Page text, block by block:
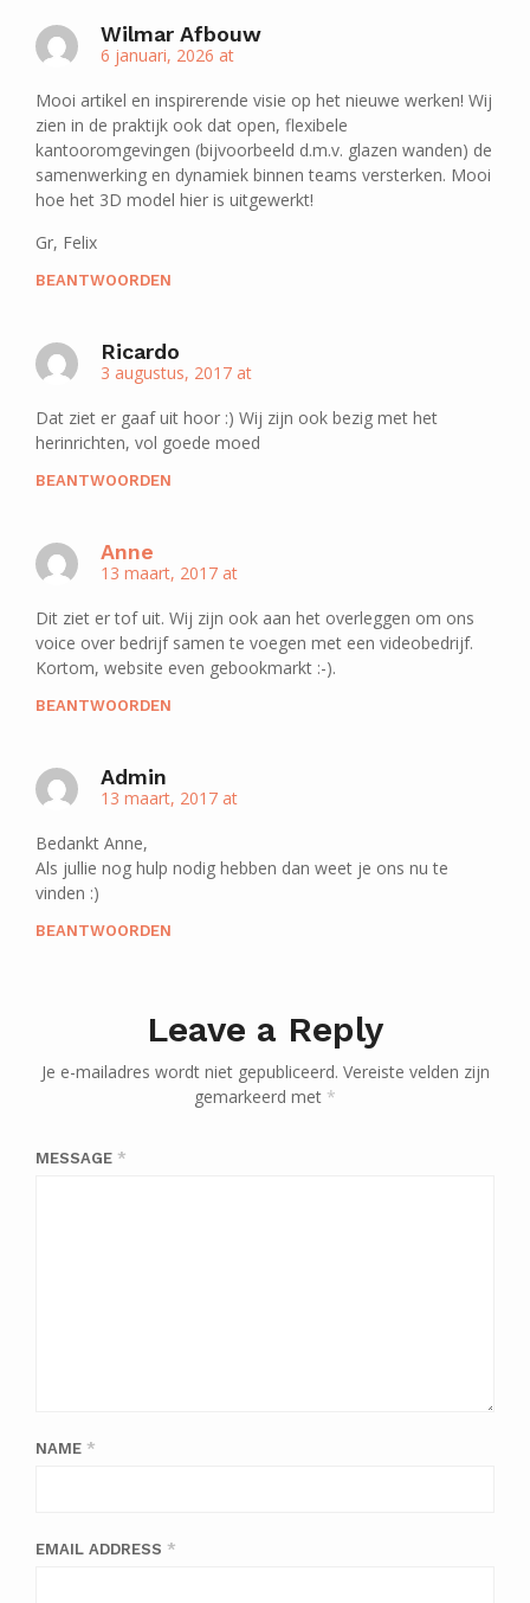
Wilmar Afbouw
6 januari, 2026 at
Mooi artikel en inspirerende visie op het nieuwe werken! Wij
zien in de praktijk ook dat open, flexibele
kantooromgevingen (bijvoorbeeld d.m.v. glazen wanden) de
samenwerking en dynamiek binnen teams versterken. Mooi
hoe het 3D model hier is uitgewerkt!
Gr, Felix
BEANTWOORDEN
Ricardo
3 augustus, 2017 at
Dat ziet er gaaf uit hoor :) Wij zijn ook bezig met het
herinrichten, vol goede moed
BEANTWOORDEN
Anne
13 maart, 2017 at
Dit ziet er tof uit. Wij zijn ook aan het overleggen om ons
voice over bedrijf samen te voegen met een videobedrijf.
Kortom, website even gebookmarkt :-).
BEANTWOORDEN
Admin
13 maart, 2017 at
Bedankt Anne,
Als jullie nog hulp nodig hebben dan weet je ons nu te
vinden :)
BEANTWOORDEN
Leave a Reply
Je e-mailadres wordt niet gepubliceerd. Vereiste velden zijn
gemarkeerd met *
MESSAGE *
NAME *
EMAIL ADDRESS *